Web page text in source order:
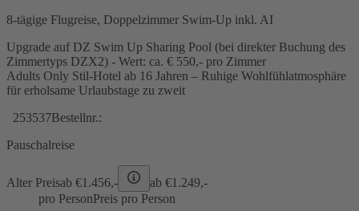
8-tägige Flugreise, Doppelzimmer Swim-Up inkl. AI
Upgrade auf DZ Swim Up Sharing Pool (bei direkter Buchung des
Zimmertyps DZX2) - Wert: ca. € 550,- pro Zimmer
Adults Only Stil-Hotel ab 16 Jahren – Ruhige Wohlfühlatmosphäre
für erholsame Urlaubstage zu zweit
253537Bestellnr.:
Pauschalreise
Alter Preisab €1.456,- ab €1.249,-
pro PersonPreis pro Person